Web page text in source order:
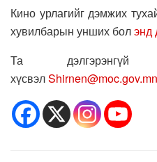
Кино урлагийг дэмжих
хувилбарын унших болэнд
Та дэлгэрэнгүй
хүсвэлShirnen@moc.gov.mn